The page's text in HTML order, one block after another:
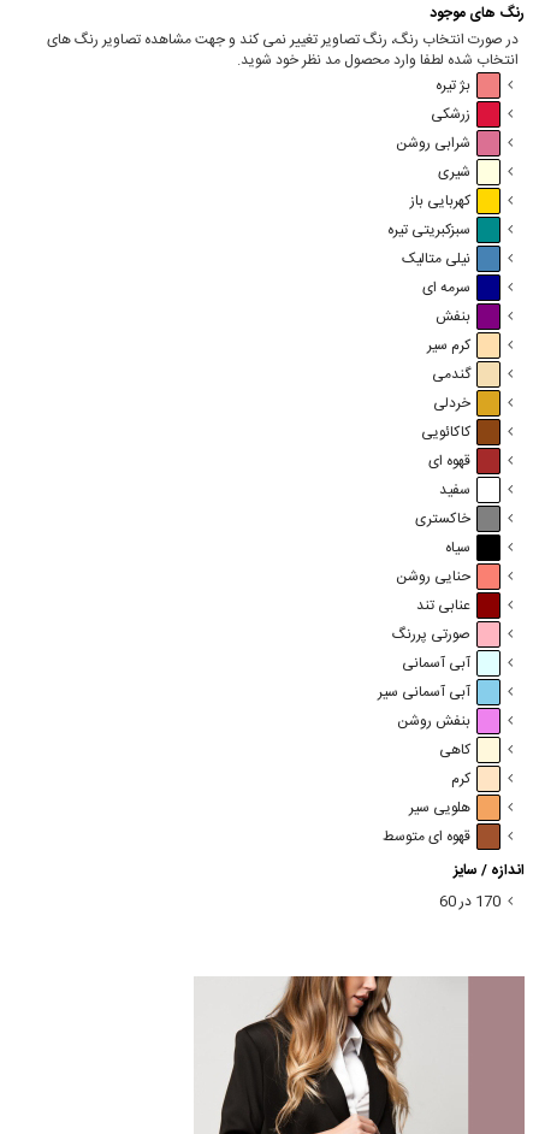
رنگ های موجود
در صورت انتخاب رنگ، رنگ تصاویر تغییر نمی کند و جهت مشاهده تصاویر رنگ های
انتخاب شده لطفا وارد محصول مد نظر خود شوید.
بژ تیره
زرشکی
شرابی روشن
شیری
کهربایی باز
سبزکبریتی تیره
نیلی متالیک
سرمه ای
بنفش
کرم سیر
گندمی
خردلی
کاکائویی
قهوه ای
سفید
خاکستری
سیاه
حنایی روشن
عنابی تند
صورتی پررنگ
آبی آسمانی
آبی آسمانی سیر
بنفش روشن
کاهی
کرم
هلویی سیر
قهوه ای متوسط
اندازه / سایز
170 در 60